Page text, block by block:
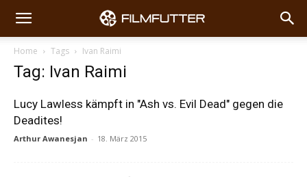
Home Tags Ivan Raimi
Tag: Ivan Raimi
Lucy Lawless kämpft in "Ash vs. Evil Dead" gegen die
Deadites!
Arthur Awanesjan - 18. März 2015